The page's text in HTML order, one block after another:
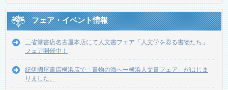
フェア・イベント情報
三省堂書店名古屋本店にて人文書フェア「人文学を彩る書物たち」
フェア開催中！
紀伊國屋書店横浜店で「書物の海へー横浜人文書フェア」がはじま
りました。